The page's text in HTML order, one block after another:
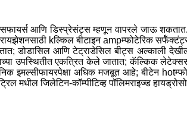
आणि डिस्प्रेसंट्स म्हणून वापरले जाऊ
kल्किल बीटाइन ampम्फोटेरिक
डोडासिल आणि टेट्राडेसिल बीट्स अल्काली
उपस्थितीत एकत्रित केले जातात; कॅल्किक
इमल्सीफायरपेक्षा अधिक मजबूत आहे; बीटेन
मधील जिलेटिन-कॉम्पीटिव्ह पॉलिमराइज्ड